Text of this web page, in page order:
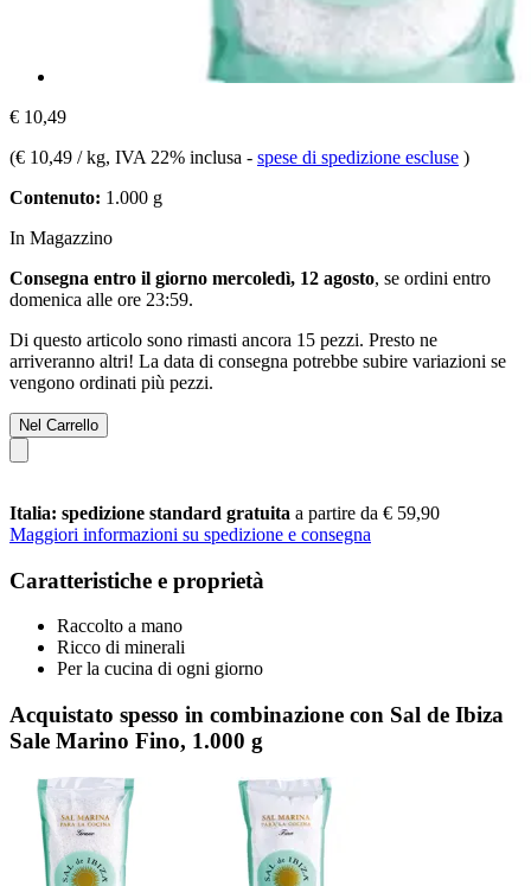
€ 10,49
(€ 10,49 / kg, IVA 22% inclusa - spese di spedizione escluse )
Contenuto: 1.000 g
In Magazzino
Consegna entro il giorno mercoledì, 12 agosto, se ordini entro
domenica alle ore 23:59.
Di questo articolo sono rimasti ancora 15 pezzi. Presto ne
arriveranno altri! La data di consegna potrebbe subire variazioni se
vengono ordinati più pezzi.
Nel Carrello
Italia: spedizione standard gratuita a partire da € 59,90
Maggiori informazioni su spedizione e consegna
Caratteristiche e proprietà
Raccolto a mano
Ricco di minerali
Per la cucina di ogni giorno
Acquistato spesso in combinazione con Sal de Ibiza
Sale Marino Fino, 1.000 g